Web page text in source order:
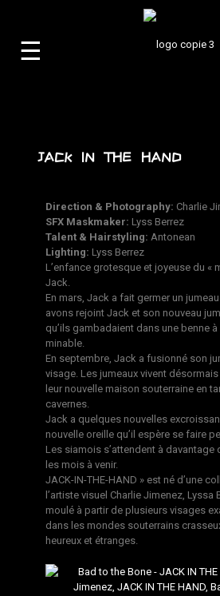
☰
JACK IN THE HAND
Direction & Photography: Charlie
SFX Maskmaker: Lyss Berrez
Talent & Hairstyling: Antonean
Lighting: Lyss Berrez
L’enfance grotesque et joyeuse du «
Jack.
En mars, Jack a fait germer un
avons rejoint Jack et son nouveau
qu’ils gambadaient dans une benne
minable.
En septembre, Jack a fusionné son
visage. Les jumeaux vivent
leur nouvelle maison souterraine en
cavernes.
Jack a quelques nouvelles
nouvelle oreille qu’il espère se faire
Les siamois s’attendent à
les mois à venir.
JACK-IN-THE-HAND » est né d’une
l’artiste visuel Charlie Jimenez, Lyssa
moulé à partir de plusieurs visages
dans les mondes souterrains
heureux et étranges.